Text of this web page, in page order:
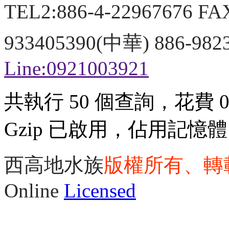
TEL2:886-4-22967676
933405390(中華) 886-
Line:0921003921
共執行 50 個查詢，花費
Gzip 已啟用，佔用記憶
西高地水族版權所有、
Online Licensed